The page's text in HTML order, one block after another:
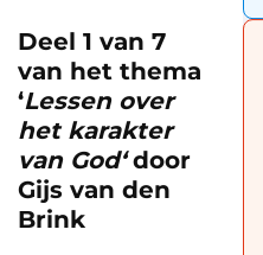
Deel 1 van 7
van het thema
‘Lessen over
het karakter
van God‘door
Gijs van den
Brink